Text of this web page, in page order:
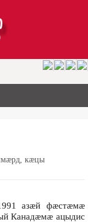
кæцы
азæй фæстæмæ
Канадæмæ ацыдис